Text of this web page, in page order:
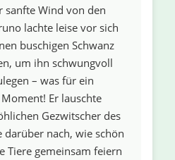
sanfte Wind von den
lachte leise vor sich
buschigen Schwanz
um ihn schwungvoll
– was für ein
Er lauschte
Gezwitscher des
darüber nach, wie schön
Tiere gemeinsam feiern